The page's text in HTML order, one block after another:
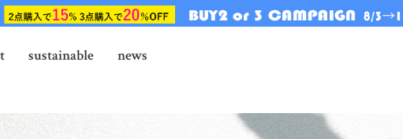
sustainable news